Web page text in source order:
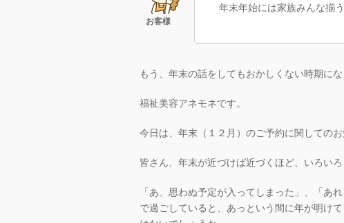
年末年始には家族みんな揃
もう、年末の話をしてもおかしくない時期にな
福祉美容アネモネです。
今日は、年末（１２月）のご予約に関してのお
皆さん、年末が近づけば近づくほど、いろい
「あ、思わぬ予定が入ってしまった」、「あ
で過ごしていると、あっという間に年が明け